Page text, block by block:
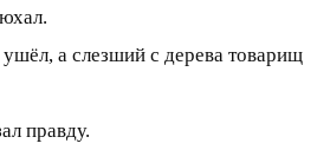
а слезший с дерева товарищ
правду.